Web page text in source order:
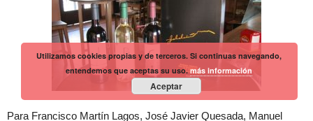
Para Francisco Martín Lagos, José Javier Quesada, Manuel
Utilizamos cookies propias y de terceros. Si continuas navegando,
entendemos que aceptas su uso.más información
Aceptar